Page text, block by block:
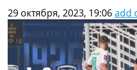
29 октября, 2023, 19:06add